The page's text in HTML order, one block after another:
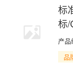
标
标/
产品
品